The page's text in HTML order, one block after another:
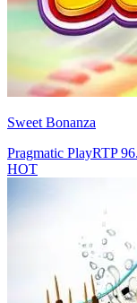
Sweet Bonanza
Pragmatic PlayRTP
HOT